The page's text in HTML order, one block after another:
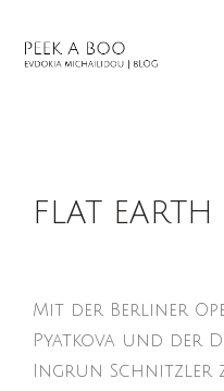
FLAT
Mit der Berliner
Pyatkova und der
Ingrun Schnitzler